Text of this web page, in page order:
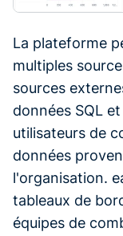
La plateforme
multiples
sources
données SQL
utilisateurs de
données
l'organisation.
tableaux de
équipes de